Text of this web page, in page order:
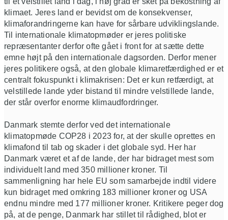
klimaet. Jeres land er bevidst om de konsekvenser,
klimaforandringerne kan have for sårbare udviklingslande.
Til internationale klimatopmøder er jeres politiske
repræsentanter derfor ofte gået i front for at sætte dette
emne højt på den internationale dagsorden. Derfor mener
jeres politikere også, at den globale klimaretfærdighed er et
centralt fokuspunkt i klimakrisen: Det er kun retfærdigt, at
velstillede lande yder bistand til mindre velstillede lande,
der står overfor enorme klimaudfordringer.
Danmark stemte derfor ved det internationale
klimatopmøde COP28 i 2023 for, at der skulle oprettes en
klimafond til tab og skader i det globale syd. Her har
Danmark været et af de lande, der har bidraget mest som
individuelt land med 350 millioner kroner. Til
sammenligning har hele EU som samarbejde indtil videre
kun bidraget med omkring 183 millioner kroner og USA
endnu mindre med 177 millioner kroner. Kritikere peger dog
på, at de penge, Danmark har stillet til rådighed, blot er